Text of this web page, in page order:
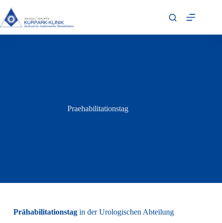
Praehabilitationstag
Prähabilitationstagin der Urologischen Abteilung